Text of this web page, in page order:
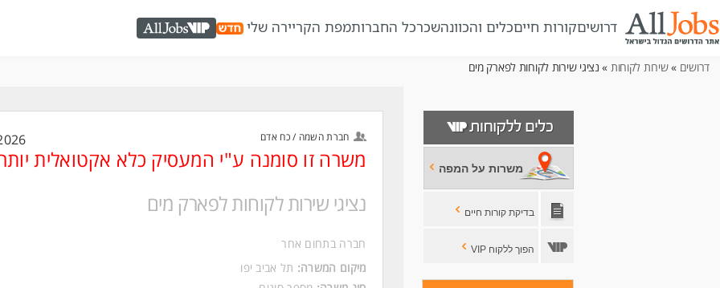
דרושיםקורות חייםכלים והכוונהשכרכל החברותמפת הקריירה שלי AllJobs VIP
דרושים »שירות לקוחות » נציגי שירות לקוחות לפארק מים
משרות על המפה
בדיקת קורות חיים
הפוך ללקוח VIP
חברת השמה / כח אדם
משרה זו סומנה ע"י המעסיק כלא אקטואלית
נציגי שירות לקוחות לפארק מים
חברה בתחום אחר
מיקום המשרה: תל אביב יפו